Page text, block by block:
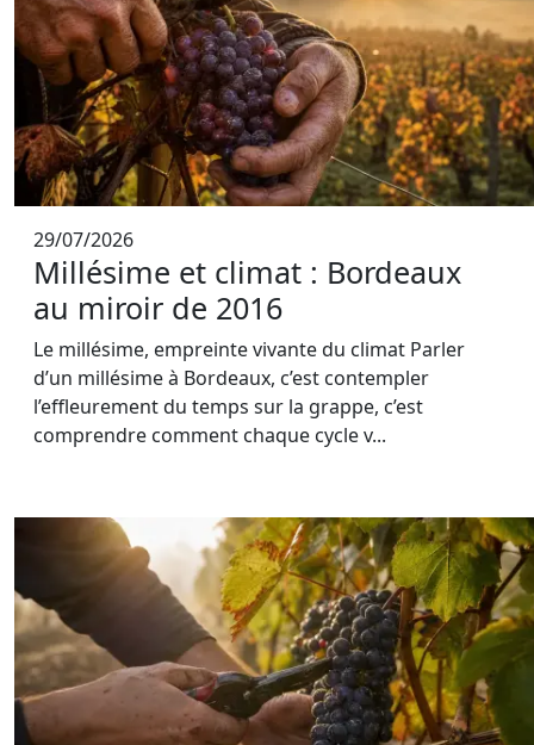
29/07/2026
Millésime et climat : Bordeaux
au miroir de 2016
Le millésime, empreinte vivante du climat Parler
d’un millésime à Bordeaux, c’est contempler
l’effleurement du temps sur la grappe, c’est
comprendre comment chaque cycle v...